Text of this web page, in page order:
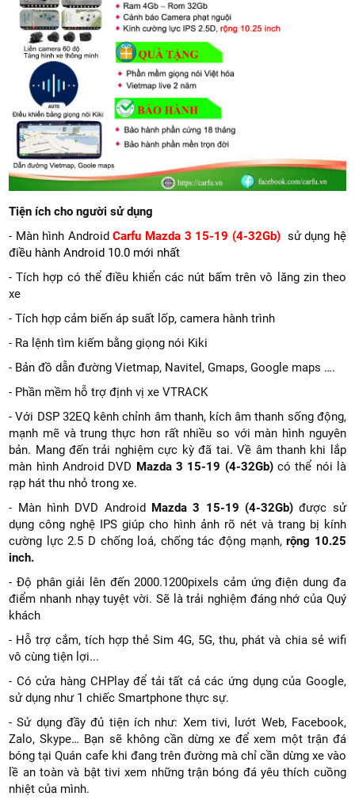
Tiện ích cho người sử dụng
- Màn hình AndroidCarfu Mazda 3 15-19 (4-32Gb) sử dụng hệ
điều hành Android 10.0 mới nhất
- Tích hợp có thể điều khiển các nút bấm trên vô lăng zin theo
xe
- Tích hợp cảm biến áp suất lốp, camera hành trình
- Ra lệnh tìm kiếm bằng giọng nói Kiki
- Bản đồ dẫn đường Vietmap, Navitel, Gmaps, Google maps ….
- Phần mềm hỗ trợ định vị xe VTRACK
- Với DSP 32EQ kênh chỉnh âm thanh, kích âm thanh sống động,
mạnh mẽ và trung thực hơn rất nhiều so với màn hình nguyên
bản. Mang đến trải nghiệm cực kỳ đã tai. Về âm thanh khi lắp
màn hình Android DVD Mazda 3 15-19 (4-32Gb) có thể nói là
rạp hát thu nhỏ trong xe.
- Màn hình DVD Android Mazda 3 15-19 (4-32Gb)​ được sử
dụng công nghệ IPS giúp cho hình ảnh rõ nét và trang bị kính
cường lực 2.5 D chống loá, chống tác động mạnh,rộng 10.25
inch.
- Độ phân giải lên đến 2000.1200pixels cảm ứng điện dung đa
điểm nhanh nhạy tuyệt vời. Sẽ là trải nghiệm đáng nhớ của Quý
khách
- Hỗ trợ cắm, tích hợp thẻ Sim 4G, 5G, thu, phát và chia sẻ wifi
vô cùng tiện lợi...
- Có cửa hàng CHPlay để tải tất cả các ứng dụng của Google,
sử dụng như 1 chiếc Smartphone thực sự.
- Sử dụng đầy đủ tiện ích như: Xem tivi, lướt Web, Facebook,
Zalo, Skype… Bạn sẽ không cần dừng xe để xem một trận đá
bóng tại Quán cafe khi đang trên đường mà chỉ cần dừng xe vào
lề an toàn và bật tivi xem những trận bóng đá yêu thích cuồng
nhiệt của mình.